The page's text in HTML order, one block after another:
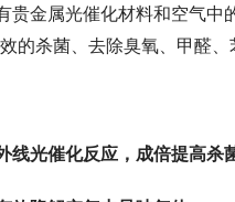
贵金属光催化材料和空气
的杀菌、去除臭氧、甲醛、
线光催化反应，成倍提